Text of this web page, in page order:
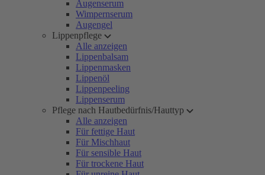
Augenserum
Wimpernserum
Augengel
Lippenpflege
Alle anzeigen
Lippenbalsam
Lippenmasken
Lippenöl
Lippenpeeling
Lippenserum
Pflege nach Hautbedürfnis/Hauttyp
Alle anzeigen
Für fettige Haut
Für Mischhaut
Für sensible Haut
Für trockene Haut